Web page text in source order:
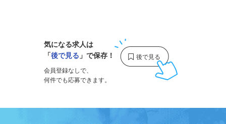
気になる求人は
「後で見る 」で保存！
会員登録なしで、
何件でも応募できます。